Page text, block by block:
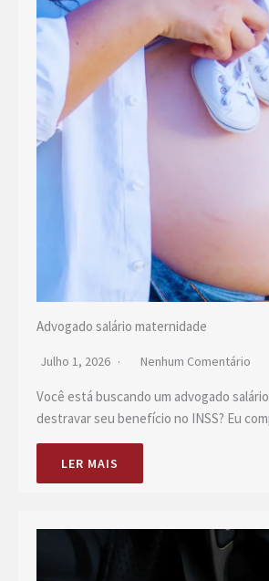
Advogado salário maternidade
Julho 1, 2026 Nenhum Comentário
Você está buscando um advogado
destravar seu benefício no INSS? Eu
LER MAIS